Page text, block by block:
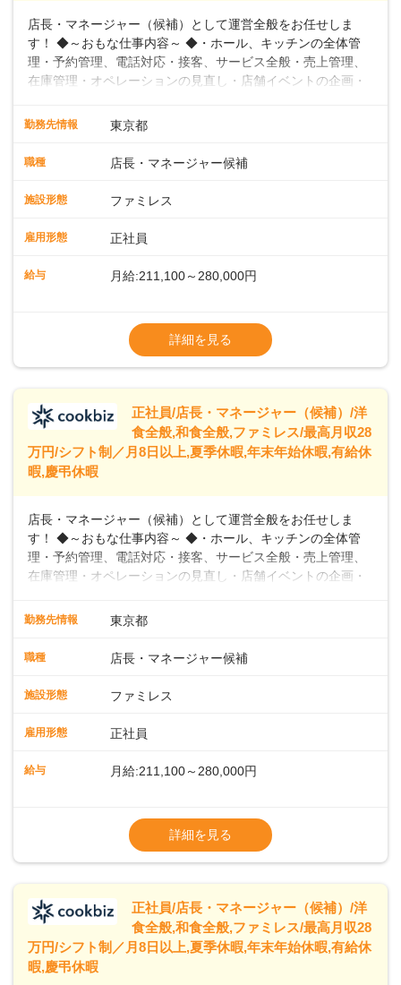
店長・マネージャー（候補）として運営全般をお任せしま
す！ ◆～おもな仕事内容～ ◆・ホール、キッチンの全体管
理・予約管理、電話対応・接客、サービス全般・売上管理、
在庫管理・オペレーションの見直し・店舗イベントの企画・
入社後はスキルに合わせた業務からお任せしますので、徐々
向上を目指すDX推進～ ◆すかいらーくのレストランでは、
スタッフの働きやすさをサポートしています。配膳ロボット
や歩行数が約40%も削減されました！また、配膳ロボットに
なDX（デジタルトランスフォーメーション）の取り組みを進
います。私たちは、多様な働き方を提供し、ライフステージ
に合わせた柔軟な勤務時間や働きやすい環境を整えていま
います。
勤務先情報 東京都
職種 店長・マネージャー候補
施設形態 ファミレス
雇用形態 正社員
給与 月給:211,100～280,000円
※残業代全額支給
※経験に応じて応相談①ナショナル社員：月
給245,800円～②エリア社員 ：月給
詳細を見る
正社員/店長・マネージャー（候補）/洋
食全般,和食全般,ファミレス/最高月収28
万円/シフト制／月8日以上,夏季休暇,年末年始休暇,有給休
暇,慶弔休暇
店長・マネージャー（候補）として運営全般をお任せしま
す！ ◆～おもな仕事内容～ ◆・ホール、キッチンの全体管
理・予約管理、電話対応・接客、サービス全般・売上管理、
在庫管理・オペレーションの見直し・店舗イベントの企画・
入社後はスキルに合わせた業務からお任せしますので、徐々
向上を目指すDX推進～ ◆すかいらーくのレストランでは、
スタッフの働きやすさをサポートしています。配膳ロボット
や歩行数が約40%も削減されました！また、配膳ロボットに
なDX（デジタルトランスフォーメーション）の取り組みを進
います。私たちは、多様な働き方を提供し、ライフステージ
に合わせた柔軟な勤務時間や働きやすい環境を整えていま
います。
勤務先情報 東京都
職種 店長・マネージャー候補
施設形態 ファミレス
雇用形態 正社員
給与 月給:211,100～280,000円
※残業代全額支給
※経験に応じて応相談①ナショナル社員：月
給245,800円～②エリア社員 ：月給
詳細を見る
正社員/店長・マネージャー（候補）/洋
食全般,和食全般,ファミレス/最高月収28
万円/シフト制／月8日以上,夏季休暇,年末年始休暇,有給休
暇,慶弔休暇